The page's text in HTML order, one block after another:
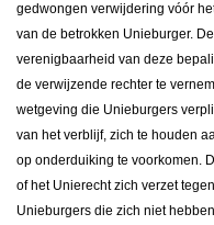
gedwongen verwijdering vóór
van de betrokken Unieburger.
verenigbaarheid van deze
de verwijzende rechter te
wetgeving die Unieburgers
van het verblijf, zich te houden
op onderduiking te voorkomen.
of het Unierecht zich verzet
Unieburgers die zich niet